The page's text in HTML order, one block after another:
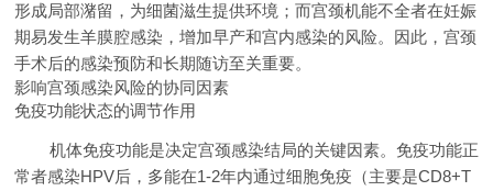
形成局部潴留，为细菌滋生提供环境；而宫颈机能不全者在妊娠
期易发生羊膜腔感染，增加早产和宫内感染的风险。因此，宫颈
手术后的感染预防和长期随访至关重要。
影响宫颈感染风险的协同因素
免疫功能状态的调节作用
机体免疫功能是决定宫颈感染结局的关键因素。免疫功能正
常者感染HPV后，多能在1-2年内通过细胞免疫（主要是CD8+T